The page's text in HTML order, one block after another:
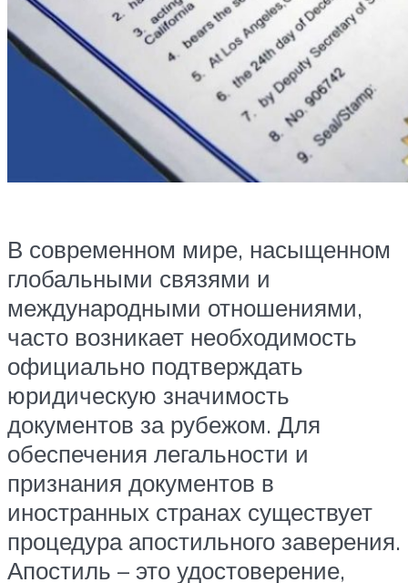
В современном мире, насыщенном
глобальными связями и
международными отношениями,
часто возникает необходимость
официально подтверждать
юридическую значимость
документов за рубежом. Для
обеспечения легальности и
признания документов в
иностранных странах существует
процедура апостильного заверения.
Апостиль – это удостоверение,